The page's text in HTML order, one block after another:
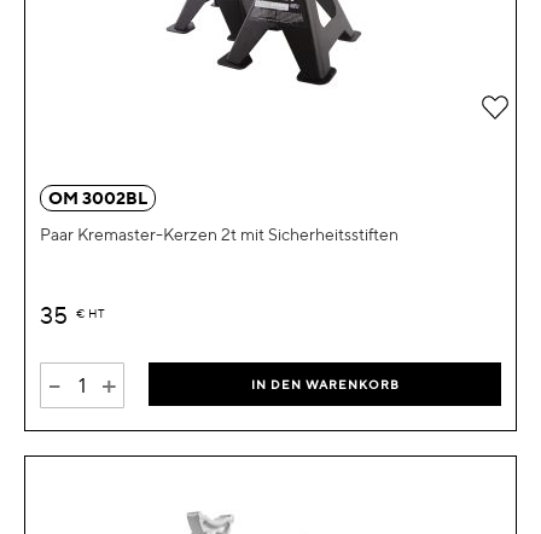
OM 3002BL
Paar Kremaster-Kerzen 2t mit Sicherheitsstiften
35 € HT
- + IN DEN WARENKORB
Zur